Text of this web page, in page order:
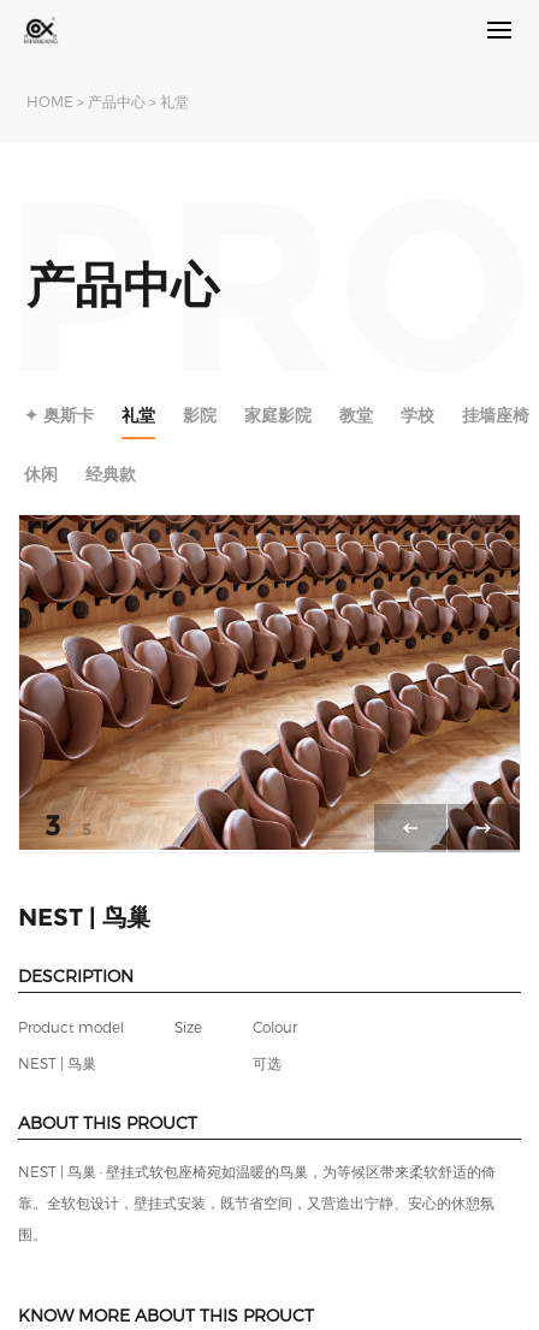
HOME > 产品中心 >礼堂
产品中心
✦ 奥斯卡 礼堂 影院 家庭影院 教堂 学校 挂墙座椅
休闲 经典款
3/5
NEST | 鸟巢
DESCRIPTION
Product model
NEST | 鸟巢
Size Colour
可选
ABOUT THIS PROUCT
NEST | 鸟巢 · 壁挂式软包座椅宛如温暖的鸟巢，为等候区带来柔软舒适的倚
靠。全软包设计，壁挂式安装，既节省空间，又营造出宁静、安心的休憩氛
围。
KNOW MORE ABOUT THIS PROUCT